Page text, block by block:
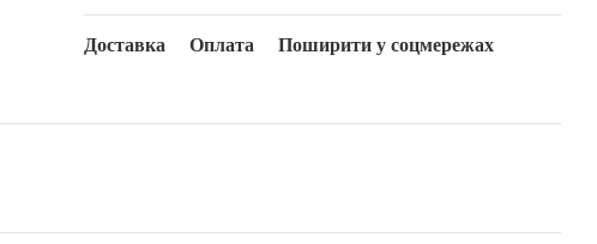
Доставка Оплата Поширити у соцмережах